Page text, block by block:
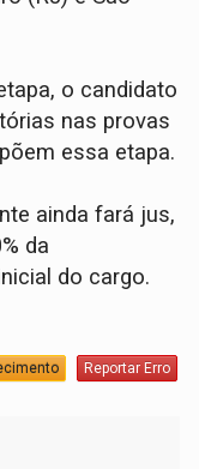
o candidato
nas provas
essa etapa.
ainda fará jus,
da
do cargo.
Reportar Erro